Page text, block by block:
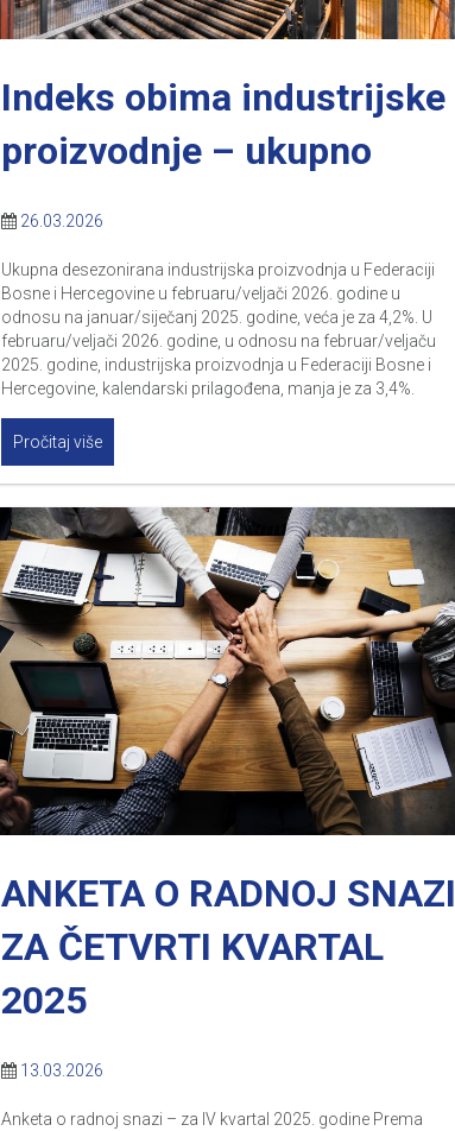
Indeks obima industrijske
proizvodnje – ukupno
26.03.2026
Ukupna desezonirana industrijska proizvodnja u Federaciji
Bosne i Hercegovine u februaru/veljači 2026. godine u
odnosu na januar/siječanj 2025. godine, veća je za 4,2%. U
februaru/veljači 2026. godine, u odnosu na februar/veljaču
2025. godine, industrijska proizvodnja u Federaciji Bosne i
Hercegovine, kalendarski prilagođena, manja je za 3,4%.
Pročitaj više
ANKETA O RADNOJ SNAZI
ZA ČETVRTI KVARTAL
2025
13.03.2026
Anketa o radnoj snazi – za IV kvartal 2025. godine Prema